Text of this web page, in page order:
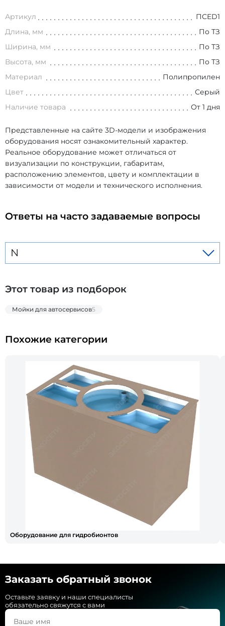
Артикул
ПСED1
Длина, мм
По ТЗ
Ширина, мм
По ТЗ
Высота, мм
По ТЗ
Материал
Полипропилен
Цвет
Серый
Наличие товара
От 1 дня
Представленные на сайте 3D-модели и изображения
оборудования носят ознакомительный характер.
Реальное оборудование может отличаться от
визуализации по конструкции, габаритам,
расположению элементов, цвету и комплектации в
зависимости от модели и технического исполнения.
Ответы на часто задаваемые вопросы
N
Этот товар из подборок
Мойки для автосервисов5
Похожие категории
Оборудование для гидробионтов
Заказать обратный звонок
Оставьте заявку и наши специалисты
обязательно свяжутся с вами